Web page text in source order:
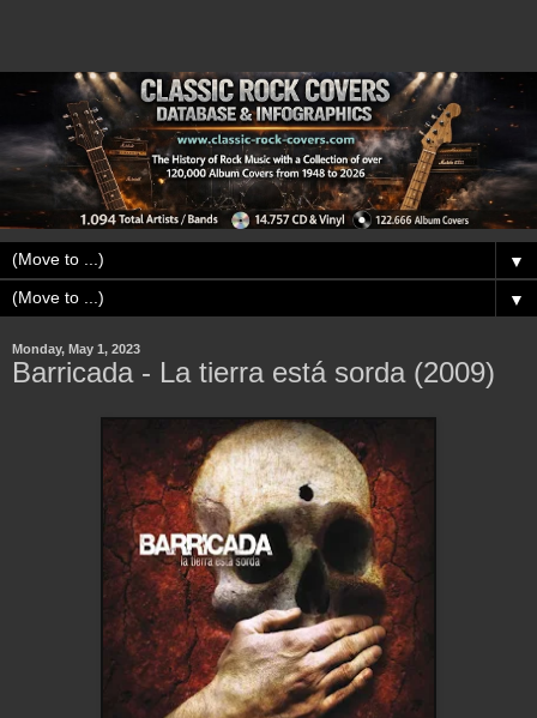
▼
▼
Monday, May 1, 2023
Barricada - La tierra está sorda (2009)